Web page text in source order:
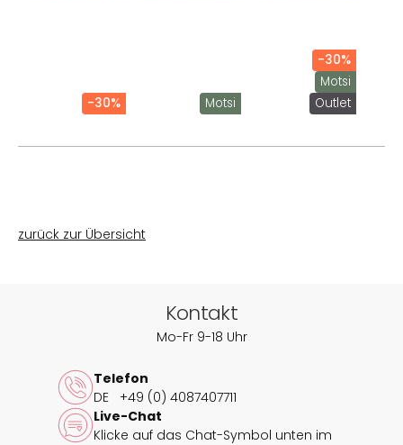
-30% Motsi
-30%
Motsi
Outlet
zurück zur Übersicht
Kontakt
Mo-Fr 9-18 Uhr
Telefon
DE
+49 (0) 4087407711
Live-Chat
Klicke auf das Chat-Symbol unten im